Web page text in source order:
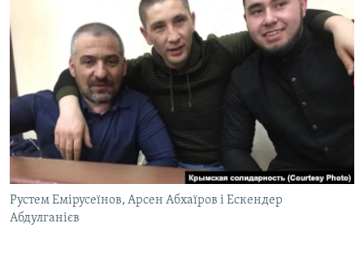
ВСЕ ЗА ДЕНЬ
СПЕЦПРОЕКТИ
ДЕПОРТАЦІЯ
ВІДЕОУРОКИ «ELIFBE»
СВІДЧЕННЯ ОКУПАЦІЇ
УКРАЇНСЬКА ПРОБЛЕМА КРИМУ
ІНФОГРАФІКА
ЯК ОБІЙТИ БЛОКУВАННЯ
Русский
Qırımtatar
ДОЛУЧАЙСЯ!
Рустем Емірусеїнов, Арсен Абхаїров і Ескендер
Абдулганієв